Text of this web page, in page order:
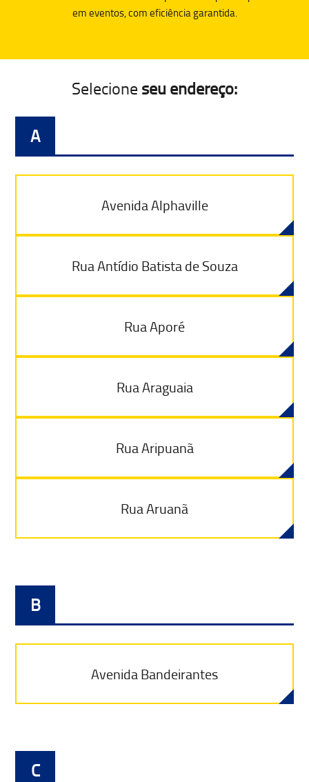
em eventos, com eficiência garantida.
Selecione seu endereço:
A
Avenida Alphaville
Rua Antídio Batista de Souza
Rua Aporé
Rua Araguaia
Rua Aripuanã
Rua Aruanã
B
Avenida Bandeirantes
C